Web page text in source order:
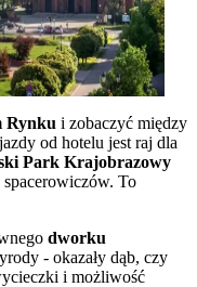
Rynku i zobaczyć między
od hotelu jest raj dla
Park Krajobrazowy
To
dworku
- okazały dąb, czy
i możliwość